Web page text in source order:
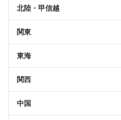
北陸・甲信越
関東
東海
関西
中国